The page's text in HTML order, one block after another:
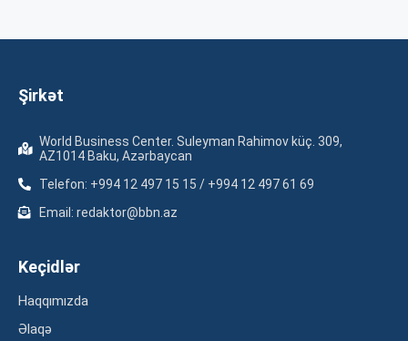
Şirkət
World Business Center. Suleyman Rahimov küç. 309,
AZ1014 Baku, Azərbaycan
Telefon: +994 12 497 15 15 / +994 12 497 61 69
Email: redaktor@bbn.az
Keçidlər
Haqqımızda
Əlaqə